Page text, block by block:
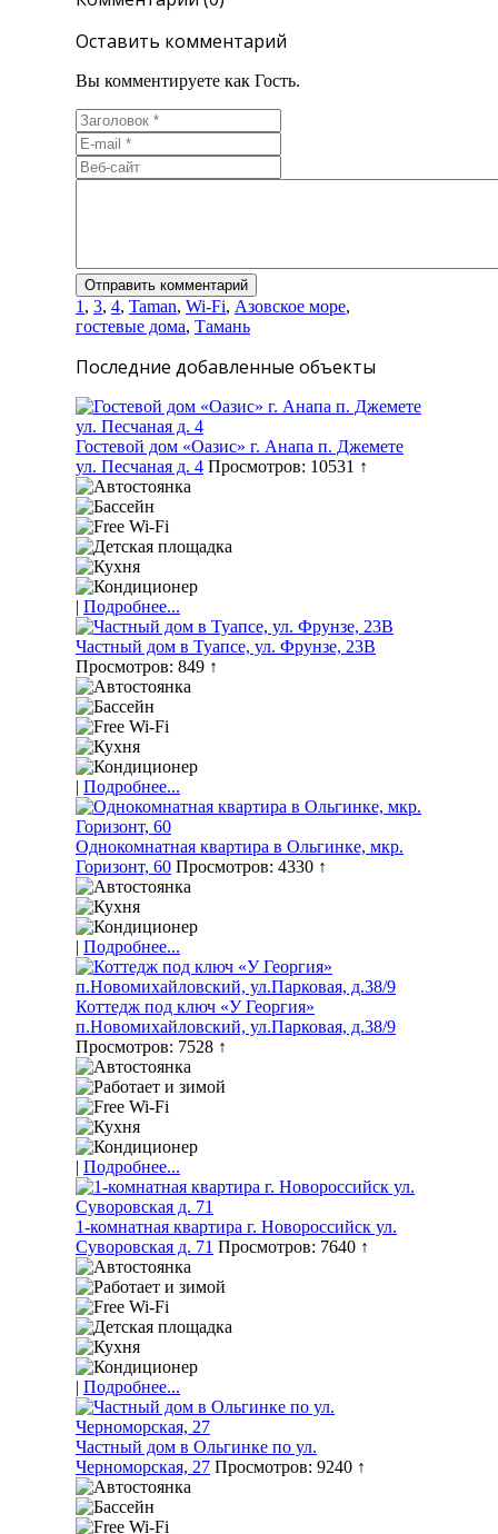
Оставить комментарий
Вы комментируете как Гость.
1 , 3, 4, Taman, Wi-Fi, Азовское море,
гостевые дома, Тамань
Последние добавленные объекты
Гостевой дом «Оазис» г. Анапа п. Джемете
ул. Песчаная д. 4 Просмотров: 10531 ↑
| Подробнее...
Частный дом в Туапсе, ул. Фрунзе, 23В
Просмотров: 849 ↑
| Подробнее...
Однокомнатная квартира в Ольгинке, мкр.
Горизонт, 60 Просмотров: 4330 ↑
| Подробнее...
Коттедж под ключ «У Георгия»
п.Новомихайловский, ул.Парковая, д.38/9
Просмотров: 7528 ↑
| Подробнее...
1-комнатная квартира г. Новороссийск ул.
Суворовская д. 71 Просмотров: 7640 ↑
| Подробнее...
Частный дом в Ольгинке по ул.
Черноморская, 27 Просмотров: 9240 ↑